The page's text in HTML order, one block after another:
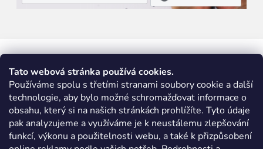
Tato webová stránka používá cookies.
Používáme spolu s třetími stranami soubory cookie a další
technologie, aby bylo možné schromažďovat informace o
obsahu, který si na našich stránkách prohlížíte. Tyto údaje
pak analyzujeme a využíváme je k neustálemu zlepšování
funkcí, výkonu a použitelnosti webu, a také k přizpůsobení